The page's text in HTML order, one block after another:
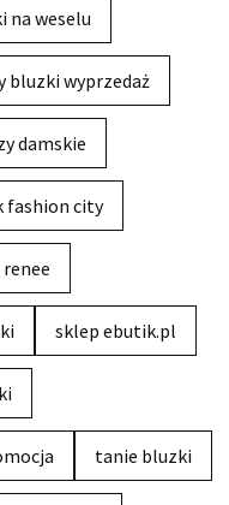
na weselu
bluzki wyprzedaż
damskie
fashion city
renee
sklep ebutik.pl
tanie bluzki